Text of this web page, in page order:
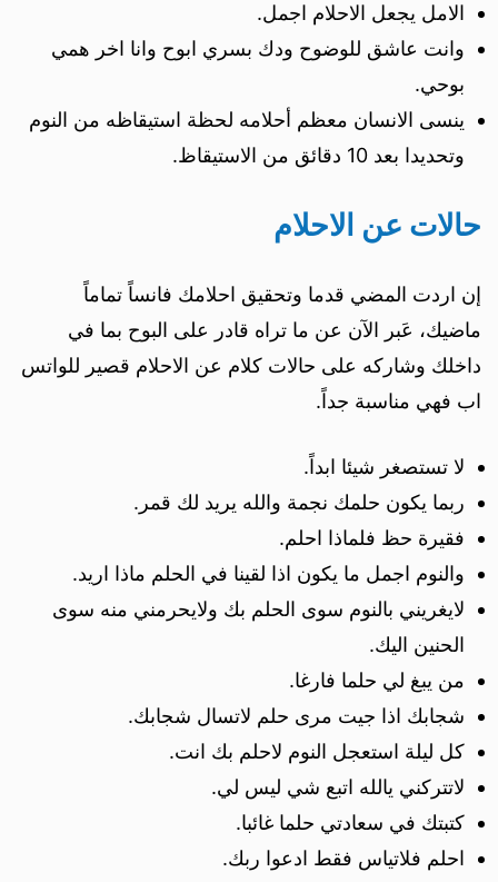
الامل يجعل الاحلام اجمل.
وانت عاشق للوضوح ودك بسري ابوح وانا اخر همي
بوحي.
ينسى الانسان معظم أحلامه لحظة استيقاظه من النوم
وتحديدا بعد 10 دقائق من الاستيقاظ.
حالات عن الاحلام
إن اردت المضي قدما وتحقيق احلامك فانساً تماماً
ماضيك، عَبر الآن عن ما تراه قادر على البوح بما في
داخلك وشاركه على حالات كلام عن الاحلام قصير للواتس
اب فهي مناسبة جداً.
لا تستصغر شيئا ابداً.
ربما يكون حلمك نجمة والله يريد لك قمر.
فقيرة حظ فلماذا احلم.
والنوم اجمل ما يكون اذا لقينا في الحلم ماذا اريد.
لايغريني بالنوم سوى الحلم بك ولايحرمني منه سوى
الحنين اليك.
من يبغ لي حلما فارغا.
شجابك اذا جيت مرى حلم لاتسال شجابك.
كل ليلة استعجل النوم لاحلم بك انت.
لاتتركني يالله اتبع شي ليس لي.
كتبتك في سعادتي حلما غائبا.
احلم فلاتياس فقط ادعوا ربك.